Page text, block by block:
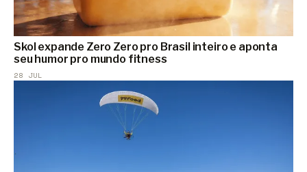
Skol expande Zero Zero pro Brasil inteiro e aponta
seu humor pro mundo fitness
28 JUL